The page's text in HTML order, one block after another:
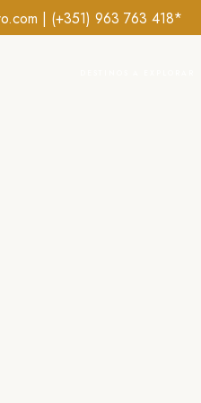
| (+351) 963 763 418*